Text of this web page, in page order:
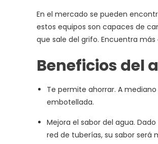
En el mercado se pueden
estos equipos son capaces de
que sale del grifo. Encuentra
Beneficios del
Te permite ahorrar. A
embotellada.
Mejora el sabor del agua.
red de tuberías, su sabor será